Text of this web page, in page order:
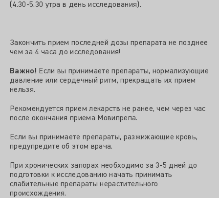
(4.30-5.30 утра в день исследования).
Закончить прием последней дозы препарата не позднее
чем за 4 часа до исследования!
Важно! Если вы принимаете препараты, нормализующие
давление или сердечный ритм, прекращать их прием
нельзя.
Рекомендуется прием лекарств не ранее, чем через час
после окончания приема Мовипрепа.
Если вы принимаете препараты, разжижающие кровь,
предупредите об этом врача.
При хронических запорах необходимо за 3-5 дней до
подготовки к исследованию начать принимать
слабительные препараты нерастительного
происхождения.